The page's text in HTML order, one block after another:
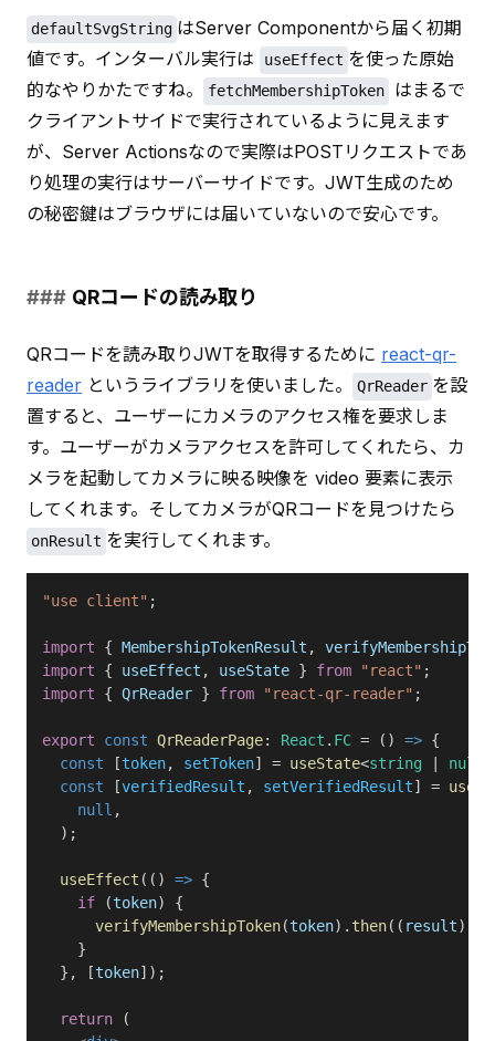
defaultSvgString はServer Componentから届く初期
値です。インターバル実行は
useEffect を使った原始
的なやりかたですね。
fetchMembershipToken
はまるで
クライアントサイドで実行されているように見えます
が、Server Actionsなので実際はPOSTリクエストであ
り処理の実行はサーバーサイドです。JWT生成のため
の秘密鍵はブラウザには届いていないので安心です。
QRコードの読み取り
QRコードを読み取りJWTを取得するために react-qr-
reader というライブラリを使いました。 QrReader を設
置すると、ユーザーにカメラのアクセス権を要求しま
す。ユーザーがカメラアクセスを許可してくれたら、カ
メラを起動してカメラに映る映像を video 要素に表示
してくれます。そしてカメラがQRコードを見つけたら
onResult を実行してくれます。
"use client" ;
import { MembershipTokenResult ,
import { useEffect , useState } from "react" ;
import { QrReader } from "react-qr-reader" ;
export const QrReaderPage: React . FC = () => {
  const
[token, setToken] = useState<string null
  const
[verifiedResult , setVerifiedResult] =
    null
,
  );
  useEffect
(() => {
    if
(token) {
      verifyMembershipToken
(token). then(( result)
    }
  }, [
token]);
  return
(